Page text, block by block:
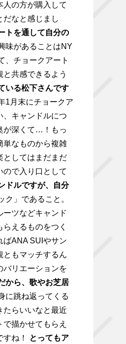
人の方が購入して
だなと感じまし
トを通して自分の
味があることはNY
、チョークアート
共感できるよう
いる松下さんです
1月末にチョークア
、キャンドルにつ
が深くて…！もっ
単なものから複雑
としてはまだまだ
で入り口として
ドルですが、自分
」であること。
ーツなどキャンド
えるものをつく
ばANA SUIやサン
ともマッチするん
バリエーションを
から、歌やお芝居
に跳ね返ってくる
たらいいなと最近
描かせてもらえ
ね！
とってもア